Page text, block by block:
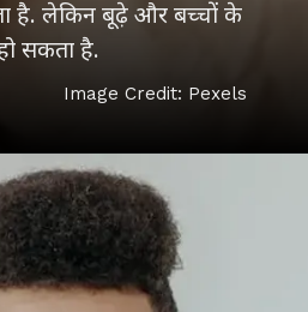
है. लेकिन बूढ़े और बच्चों के
सकता है.
Image Credit: Pexels